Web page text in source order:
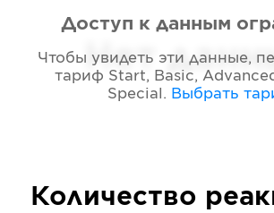
Нет
Доступ к данным
Чтобы увидеть эти данные,
тариф Start, Basic,
Special . Выбрать
Количество